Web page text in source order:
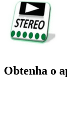
Obtenha o